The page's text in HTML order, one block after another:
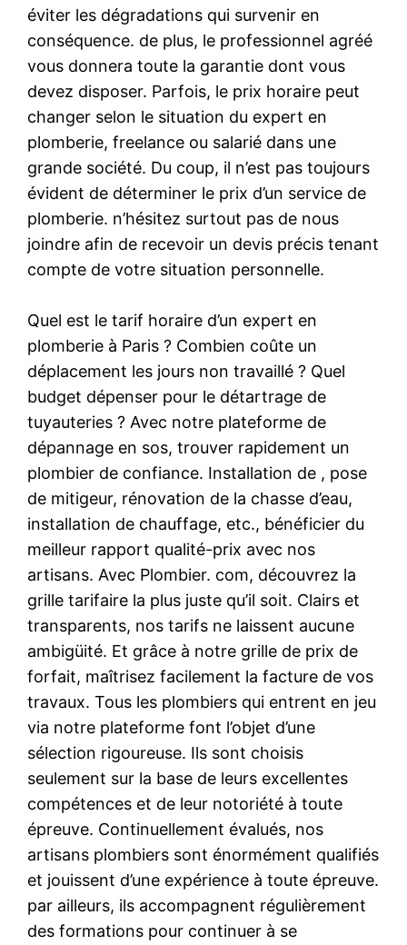
éviter les dégradations qui survenir en
conséquence. de plus, le professionnel agréé
vous donnera toute la garantie dont vous
devez disposer. Parfois, le prix horaire peut
changer selon le situation du expert en
plomberie, freelance ou salarié dans une
grande société. Du coup, il n’est pas toujours
évident de déterminer le prix d’un service de
plomberie. n’hésitez surtout pas de nous
joindre afin de recevoir un devis précis tenant
compte de votre situation personnelle.
Quel est le tarif horaire d’un expert en
plomberie à Paris ? Combien coûte un
déplacement les jours non travaillé ? Quel
budget dépenser pour le détartrage de
tuyauteries ? Avec notre plateforme de
dépannage en sos, trouver rapidement un
plombier de confiance. Installation de , pose
de mitigeur, rénovation de la chasse d’eau,
installation de chauffage, etc., bénéficier du
meilleur rapport qualité-prix avec nos
artisans. Avec Plombier. com, découvrez la
grille tarifaire la plus juste qu’il soit. Clairs et
transparents, nos tarifs ne laissent aucune
ambigüité. Et grâce à notre grille de prix de
forfait, maîtrisez facilement la facture de vos
travaux. Tous les plombiers qui entrent en jeu
via notre plateforme font l’objet d’une
sélection rigoureuse. Ils sont choisis
seulement sur la base de leurs excellentes
compétences et de leur notoriété à toute
épreuve. Continuellement évalués, nos
artisans plombiers sont énormément qualifiés
et jouissent d’une expérience à toute épreuve.
par ailleurs, ils accompagnent régulièrement
des formations pour continuer à se